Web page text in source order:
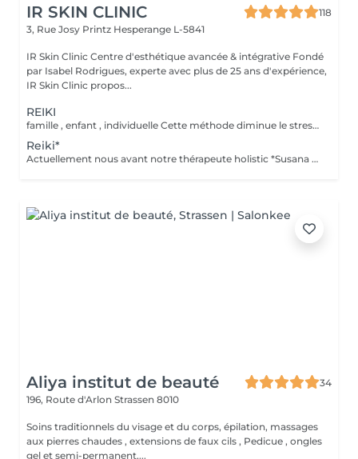
IR SKIN CLINIC
118
3, Rue Josy Printz Hesperange L-5841
IR Skin Clinic Centre d'esthétique avancée & intégrative Fondé
par Isabel Rodrigues, experte avec plus de 25 ans d'expérience,
IR Skin Clinic propos...
REIKI
famille , enfant , individuelle Cette méthode diminue le stress, relâche les blocages émotionnels, calme les douleurs physiques, et vous amener à un bien-être général, ainsi qu'une paix intérieure. Libère les blocages énergétiques, renforce le système immunitaire, atténue la douleur et élimine les toxines du corps
Reiki*
Actuellement nous avant notre thérapeute holistic *Susana Ferreira, qui vient 1x par mois , téléphoner pour prendre rdv . famille , enfant , individuelle Libère les blocages énergétiques, renforce le système immunitaire, atténue la douleur et élimine les toxines du corps.
Aliya institut de beauté
34
196, Route d'Arlon Strassen 8010
Soins traditionnels du visage et du corps, épilation, massages
aux pierres chaudes , extensions de faux cils , Pedicue , ongles
gel et semi-permanent,...